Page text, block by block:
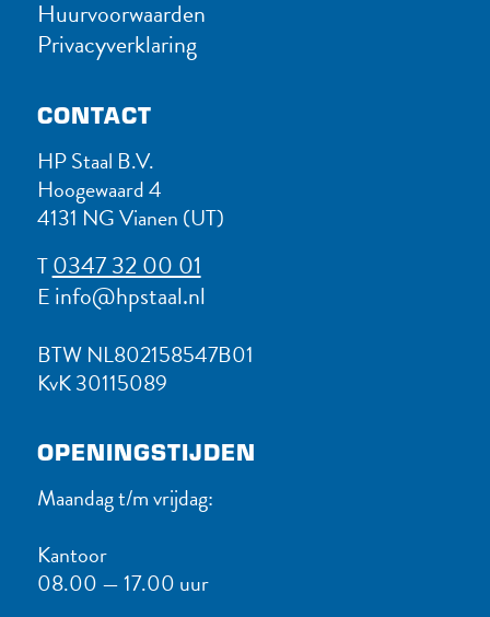
Huurvoorwaarden
Privacyverklaring
CONTACT
HP Staal B.V.
Hoogewaard 4
4131 NG Vianen (UT)
T0347 32 00 01
E info@hpstaal.nl
BTW NL802158547B01
KvK 30115089
OPENINGSTIJDEN
Maandag t/m vrijdag:
Kantoor
08.00 — 17.00 uur